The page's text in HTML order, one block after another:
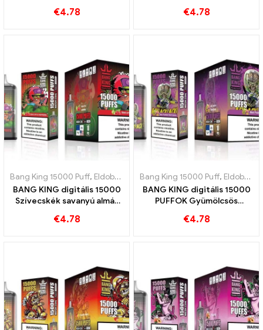
Digital 15000 PUFFOK
€4.78
elvarázsolják ízlelőbimbóit
€4.78
Bang King 15000 Puff, Eldobható e-cigaretta Svédország ,
BANG KING digitális 15000
Szívecskék savanyú almás
cigaretta 15000 Vonatok
€4.78
Bang King 15000 Puff, Eldobható e-cigaretta Svédország
BANG KING digitális 15000
PUFFOK Gyümölcsös
guava gyümölcséből
€4.78